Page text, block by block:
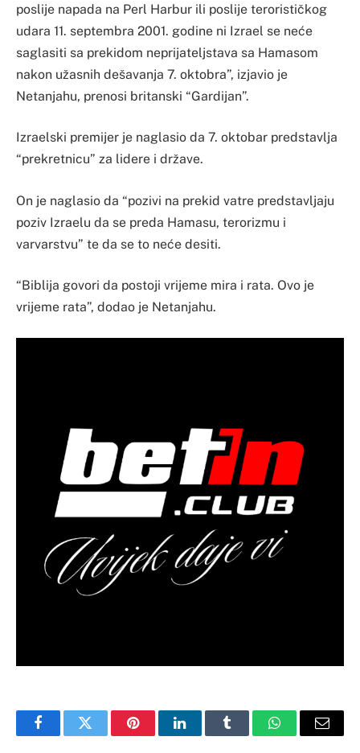
poslije napada na Perl Harbur ili poslije terorističkog
udara 11. septembra 2001. godine ni Izrael se neće
saglasiti sa prekidom neprijateljstava sa Hamasom
nakon užasnih dešavanja 7. oktobra”, izjavio je
Netanjahu, prenosi britanski “Gardijan”.
Izraelski premijer je naglasio da 7. oktobar predstavlja
“prekretnicu” za lidere i države.
On je naglasio da “pozivi na prekid vatre predstavljaju
poziv Izraelu da se preda Hamasu, terorizmu i
varvarstvu” te da se to neće desiti.
“Biblija govori da postoji vrijeme mira i rata. Ovo je
vrijeme rata”, dodao je Netanjahu.
FacebookTwitter PinterestLinkedInTumblr WhatsAppEmail